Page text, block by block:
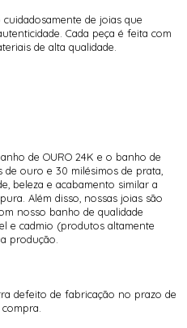
de joias que
Cada peça é feita com
de alta qualidade.
de OURO 24K e o banho de
de ouro e 30 milésimos de prata,
beleza e acabamento similar a
Além disso, nossas joias são
nosso banho de qualidade
e cadmio (produtos altamente
produção.
defeito de fabricação no prazo de